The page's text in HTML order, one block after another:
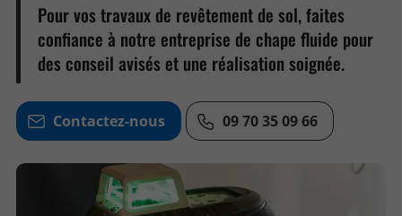
Pour vos travaux de revêtement de sol, faites
confiance à notre entreprise de chape fluide pour
des conseil avisés et une réalisation soignée.
Contactez-nous 09 70 35 09 66